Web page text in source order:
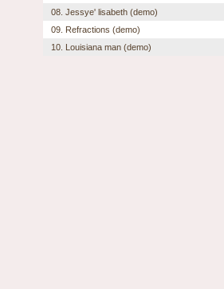
08. Jessye' lisabeth (demo)
09. Refractions (demo)
10. Louisiana man (demo)